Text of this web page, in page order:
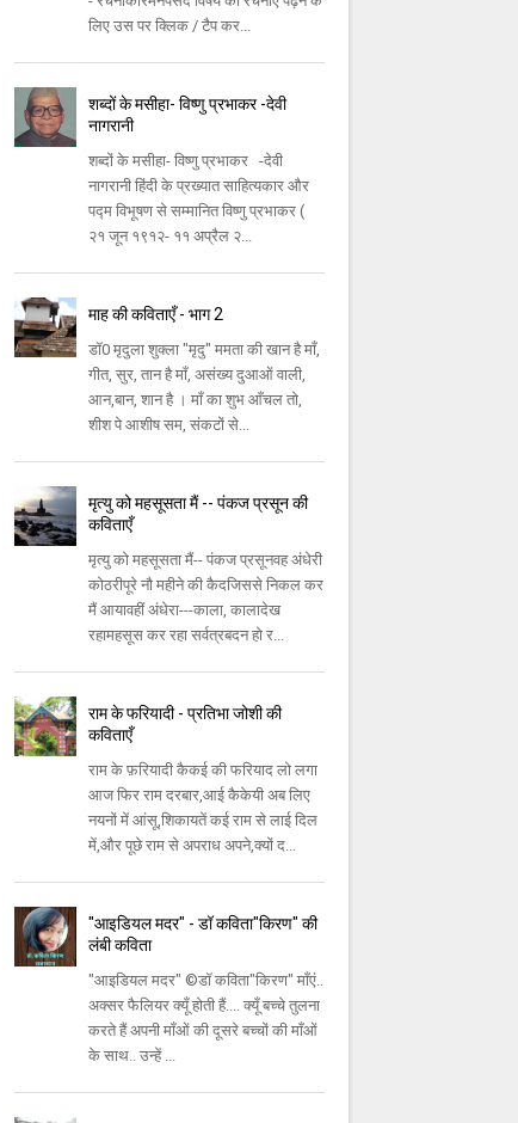
लिए उस पर क्लिक / टैप कर...
शब्दों के मसीहा- विष्णु प्रभाकर -देवी
नागरानी
शब्दों के मसीहा- विष्णु प्रभाकर -देवी
नागरानी हिंदी के प्रख्यात साहित्यकार और
पद्म विभूषण से सम्मानित विष्णु प्रभाकर (
२१ जून १९१२- ११ अप्रैल २...
माह की कविताएँ - भाग 2
डॉ0 मृदुला शुक्ला "मृदु" ममता की खान है माँ,
गीत, सुर, तान है माँ, असंख्य दुआओं वाली,
आन,बान, शान है । माँ का शुभ आँचल तो,
शीश पे आशीष सम, संकटों से...
मृत्यु को महसूसता मैं -- पंकज प्रसून की
कविताएँ
मृत्यु को महसूसता मैं-- पंकज प्रसूनवह अंधेरी
कोठरीपूरे नौ महीने की कैदजिससे निकल कर
मैं आयावहीं अंधेरा---काला, कालादेख
रहामहसूस कर रहा सर्वत्रबदन हो र...
राम के फरियादी - प्रतिभा जोशी की
कविताएँ
राम के फ़रियादी कैकई की फरियाद लो लगा
आज फिर राम दरबार,आई कैकेयी अब लिए
नयनों में आंसू,शिकायतें कई राम से लाई दिल
में,और पूछे राम से अपराध अपने,क्यों द...
"आइडियल मदर" - डॉ कविता"किरण" की
लंबी कविता
"आइडियल मदर" ©डॉ कविता"किरण" माँएं..
अक्सर फैलियर क्यूँ होती हैं.... क्यूँ बच्चे तुलना
करते हैं अपनी माँओं की दूसरे बच्चों की माँओं
के साथ.. उन्हें ...